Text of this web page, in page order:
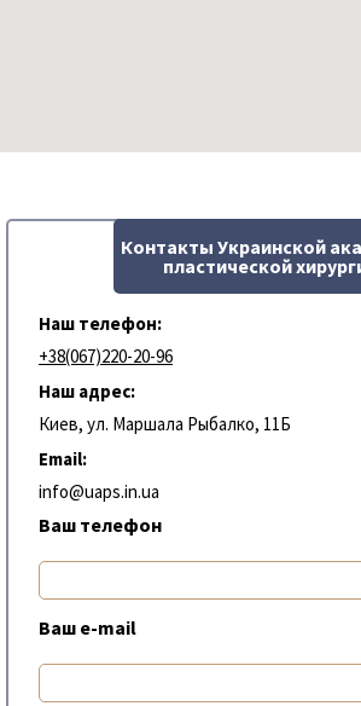
Контакты Украинской
пластической
Наш телефон:
+38(067)220-20-96
Наш адрес:
Киев, ул. Маршала Рыбалко, 11Б
Email:
info@uaps.in.ua
Ваш телефон
Ваш e-mail